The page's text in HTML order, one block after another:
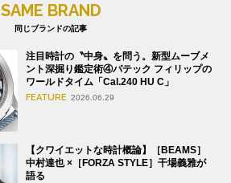
SAME BRAND
同じブランドの記事
注目時計の〝中身〟を問う。新型ムーブメ
ント深掘り鑑定術④パテック フィリップの
ワールドタイム「Cal.240 HU C」
FEATURE 2026.06.29
【クワイエットな時計概論】［BEAMS］
中村達也 ×［FORZA STYLE］干場義雅が
語る